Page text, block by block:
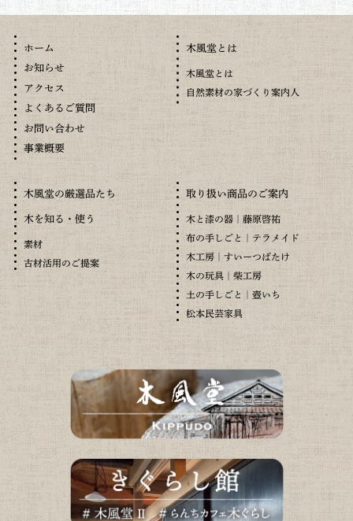
ホーム
お知らせ
アクセス
よくあるご質問
お問い合わせ
事業概要
木風堂とは
木風堂とは
自然素材の家づくり案内人
木風堂の厳選品たち
木を知る・使う
素材
古材活用のご提案
取り扱い商品のご案内
木と漆の器｜藤原啓祐
布の手しごと｜テラメイド
木工房｜すいーつばたけ
木の玩具｜柴工房
土の手しごと｜壺いち
松本民芸家具